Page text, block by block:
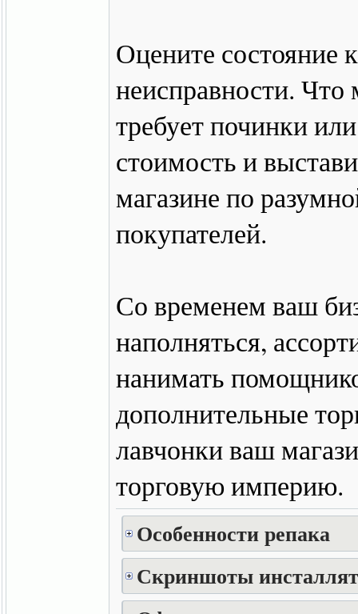
Оцените состояние
неисправности. Что
требует починки
стоимость и
магазине по
покупателей.
Со временем ваш
наполняться,
нанимать
дополнительные
лавчонки ваш
торговую империю.
Особенности репака
Скриншоты